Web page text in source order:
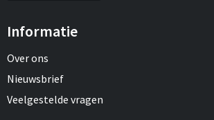
Informatie
Over ons
Nieuwsbrief
Veelgestelde vragen